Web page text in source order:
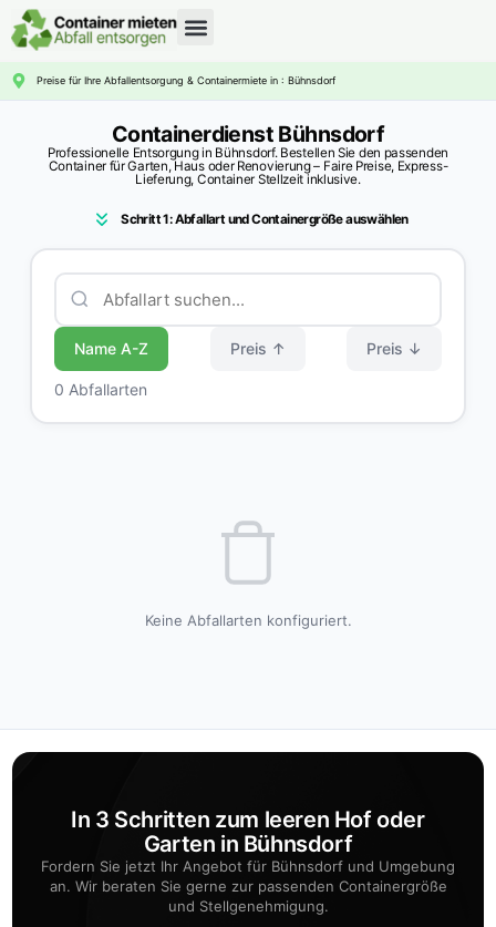
Preise für Ihre Abfallentsorgung & Containermiete in : Bühnsdorf
Containerdienst Bühnsdorf
Professionelle Entsorgung in Bühnsdorf. Bestellen Sie den passenden
Container für Garten, Haus oder Renovierung – Faire Preise, Express-
Lieferung, Container Stellzeit inklusive.
Schritt 1: Abfallart und Containergröße auswählen
Name A-Z Preis ↑ Preis ↓
0 Abfallarten
Keine Abfallarten konfiguriert.
In 3 Schritten zum leeren Hof oder
Garten in Bühnsdorf
Fordern Sie jetzt Ihr Angebot für Bühnsdorf und Umgebung
an. Wir beraten Sie gerne zur passenden Containergröße
und Stellgenehmigung.